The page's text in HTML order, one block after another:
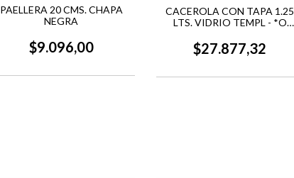
PAELLERA 20 CMS. CHAPA
NEGRA
$9.096,00
CACEROLA CON TAPA 1.25
LTS. VIDRIO TEMPL - *O
$27.877,32